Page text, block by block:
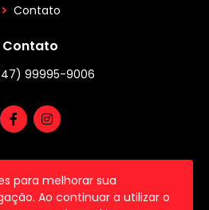
para melhorar sua
Ao continuar a utilizar o
Contato
Contato
99995-9006
os direitos reservados.